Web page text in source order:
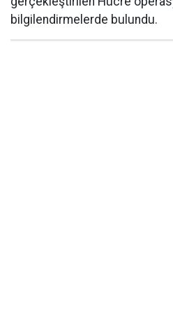
bilgilendirmelerde bulundu.